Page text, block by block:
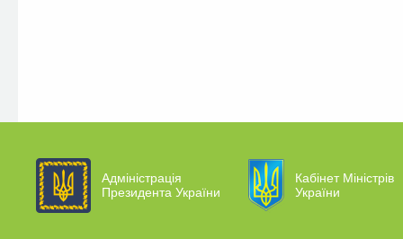
Адміністрація
Президента України
Кабінет Міністрів
України